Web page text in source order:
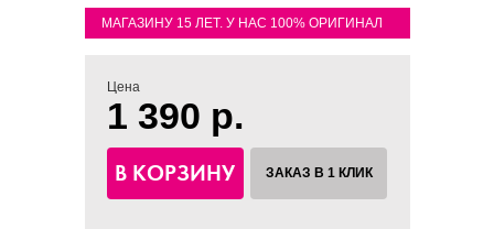
МАГАЗИНУ 15 ЛЕТ. У НАС 100% ОРИГИНАЛ
Цена
1 390 р.
В КОРЗИНУ ЗАКАЗ В 1 КЛИК